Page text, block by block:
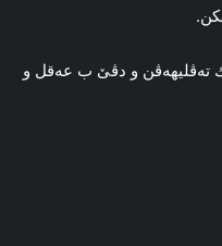
تەڤلیھەڤن و دڤێ ب عەقل و